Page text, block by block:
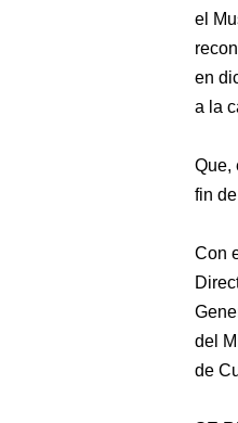
el
en
a la
Que,
fin
Con
del
de